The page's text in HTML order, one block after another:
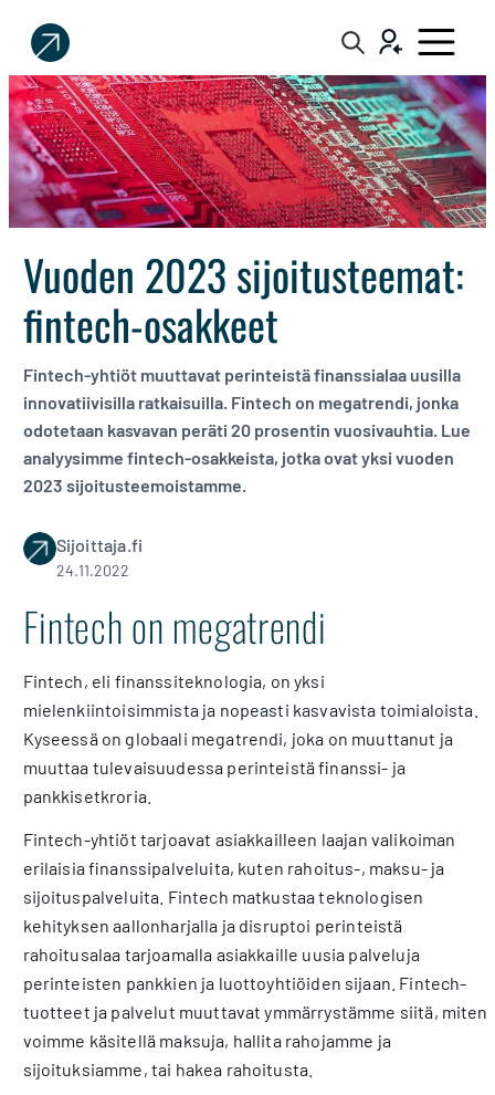
Sijoittaja.fi
Tee
parempia
sijoituspäätöksiä
Vuoden 2023 sijoitusteemat:
fintech-osakkeet
Fintech-yhtiöt muuttavat perinteistä finanssialaa uusilla
innovatiivisilla ratkaisuilla. Fintech on megatrendi, jonka
odotetaan kasvavan peräti 20 prosentin vuosivauhtia. Lue
analyysimme fintech-osakkeista, jotka ovat yksi vuoden
2023 sijoitusteemoistamme.
Sijoittaja.fi
24.11.2022
Fintech on megatrendi
Fintech, eli finanssiteknologia, on yksi
mielenkiintoisimmista ja nopeasti kasvavista toimialoista.
Kyseessä on globaali megatrendi, joka on muuttanut ja
muuttaa tulevaisuudessa perinteistä finanssi- ja
pankkisetkroria.
Fintech-yhtiöt tarjoavat asiakkailleen laajan valikoiman
erilaisia finanssipalveluita, kuten rahoitus-, maksu- ja
sijoituspalveluita. Fintech matkustaa teknologisen
kehityksen aallonharjalla ja disruptoi perinteistä
rahoitusalaa tarjoamalla asiakkaille uusia palveluja
perinteisten pankkien ja luottoyhtiöiden sijaan. Fintech-
tuotteet ja palvelut muuttavat ymmärrystämme siitä, miten
voimme käsitellä maksuja, hallita rahojamme ja
sijoituksiamme, tai hakea rahoitusta.